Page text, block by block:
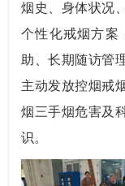
烟史、身体状况
个性化戒烟方案
助、长期随访管
主动发放控烟戒
烟三手烟危害及
识。